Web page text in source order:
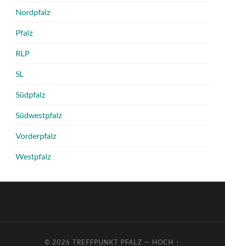
Nordpfalz
Pfalz
RLP
SL
Südpfalz
Südwestpfalz
Vorderpfalz
Westpfalz
© 2026TREFFPUNKT PFALZ — HOCH ↑